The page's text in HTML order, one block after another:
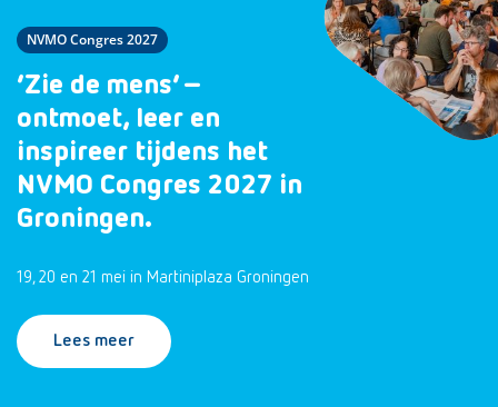
NVMO Congres 2027
‘Zie de mens’ –
ontmoet, leer en
inspireer tijdens het
NVMO Congres 2027 in
Groningen.
19, 20 en 21 mei in Martiniplaza Groningen
Lees meer